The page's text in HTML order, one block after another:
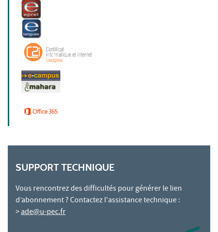
SUPPORT TECHNIQUE
Vous rencontrez des difficultés pour générer le lien
d’abonnement ? Contactez l'assistance technique :
>ade@u-pec.fr